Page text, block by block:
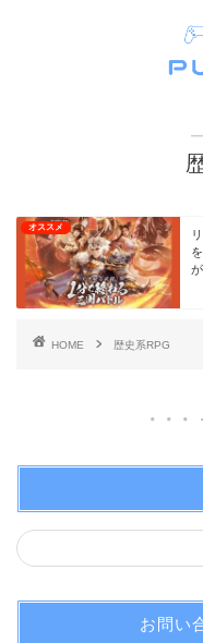
オススメ
HOME 歴史系RPG
お問い